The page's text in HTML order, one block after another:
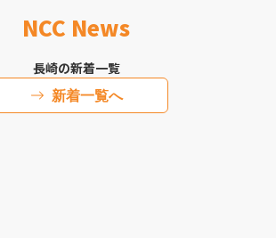
NCC News
長崎の新着一覧
新着一覧へ